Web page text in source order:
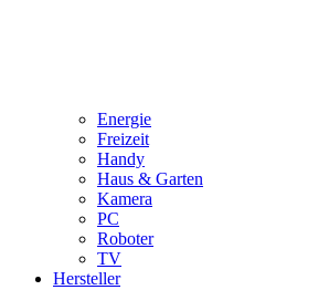
Energie
Freizeit
Handy
Haus & Garten
Kamera
PC
Roboter
TV
Hersteller